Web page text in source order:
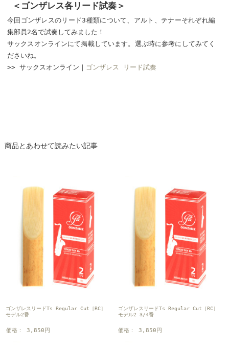
＜ゴンザレス各リード試奏＞
今回ゴンザレスのリード3種類について、アルト、テナーそれぞれ編
集部員2名で試奏してみました！
サックスオンラインにて掲載しています。選ぶ時に参考にしてみてく
ださいね。
>> サックスオンライン｜ ゴンザレス リード試奏
商品とあわせて読みたい記事
ゴンザレスリードTs Regular Cut［RC］
モデル2番
価格： 3,850円
ゴンザレスリードTs Regular Cut［RC］
モデル2 3/4番
価格： 3,850円